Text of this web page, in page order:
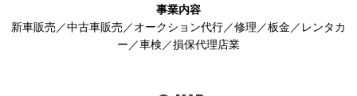
事業内容
新車販売／中古車販売／オークション代行／修理／板金／レンタカ
ー／車検／損保代理店業